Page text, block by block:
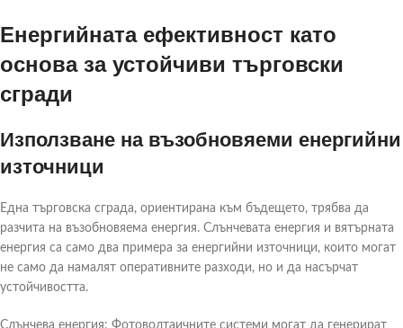
Енергийната ефективност като
основа за устойчиви търговски
сгради
Използване на възобновяеми енергийни
източници
Една търговска сграда, ориентирана към бъдещето, трябва да
разчита на възобновяема енергия. Слънчевата енергия и вятърната
енергия са само два примера за енергийни източници, които могат
не само да намалят оперативните разходи, но и да насърчат
устойчивостта.
Слънчева енергия: Фотоволтаичните системи могат да генерират